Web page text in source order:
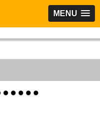
MENU